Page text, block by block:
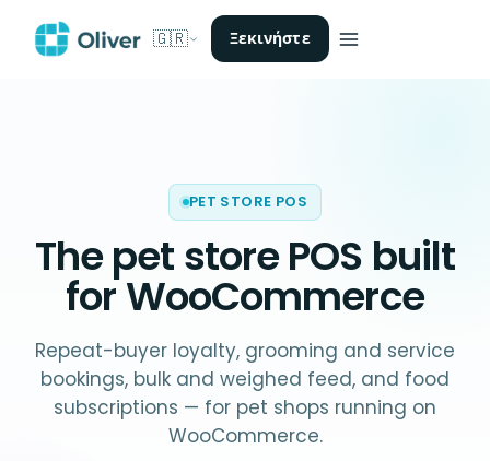
🇬🇷 Ξεκινήστε
PET STORE POS
Thepet store POS built
for WooCommerce
Repeat-buyer loyalty, grooming and service
bookings, bulk and weighed feed, and food
subscriptions — for pet shops running on
WooCommerce.